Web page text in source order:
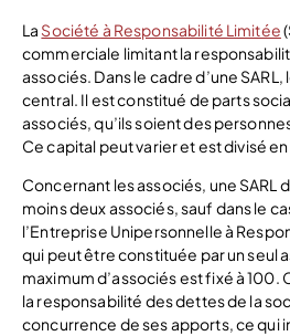
La Société à Responsabilité Limitée
commerciale limitant la
associés. Dans le cadre d’une
central. Il est constitué de parts
associés, qu’ils soient des
Ce capital peut varier et est divisé
Concernant les associés, une SARL
moins deux associés, sauf dans le
l’Entreprise Unipersonnelle à
qui peut être constituée par un seul
maximum d’associés est fixé à 100.
la responsabilité des dettes de la
concurrence de ses apports, ce qui